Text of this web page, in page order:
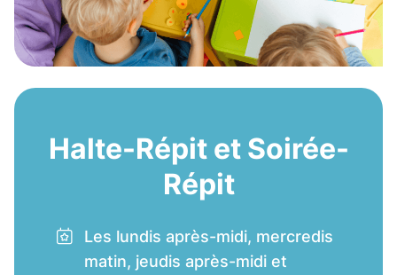
Halte-Répit et Soirée-
Répit
Les lundis après-midi, mercredis
matin, jeudis après-midi et